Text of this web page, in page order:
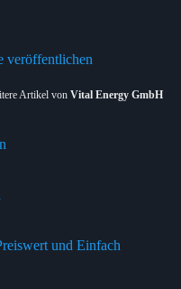
veröffentlichen
Artikel von Vital Energy GmbH
und Einfach